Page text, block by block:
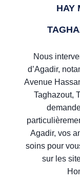
HAY
Nous
d’Agadir,
Avenue
Taghazout,
Agadir, vos
soins pour
sur les